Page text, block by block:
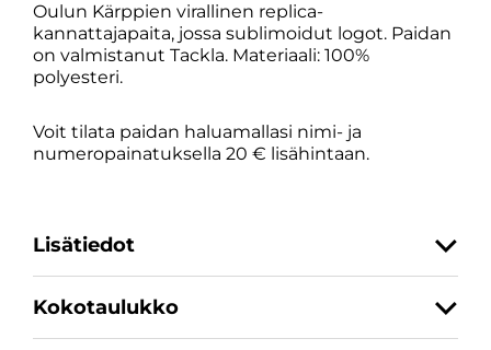
Oulun Kärppien virallinen replica-
kannattajapaita, jossa sublimoidut logot. Paidan
on valmistanut Tackla. Materiaali: 100%
polyesteri.
Voit tilata paidan haluamallasi nimi- ja
numeropainatuksella 20 € lisähintaan.
Lisätiedot
Koko
SKU
Kokotaulukko